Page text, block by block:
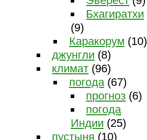
Бхагиратхи
(9)
Каракорум (10)
джунгли (8)
климат (96)
погода(67)
прогноз (6)
погода
Индии (25)
пустыня (10)